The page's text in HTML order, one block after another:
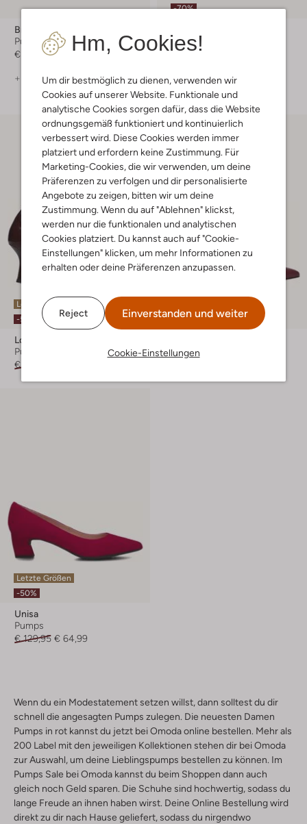
Hm, Cookies!
Um dir bestmöglich zu dienen, verwenden wir
Cookies auf unserer Website. Funktionale und
analytische Cookies sorgen dafür, dass die Website
ordnungsgemäß funktioniert und kontinuierlich
verbessert wird. Diese Cookies werden immer
platziert und erfordern keine Zustimmung. Für
Marketing-Cookies, die wir verwenden, um deine
Präferenzen zu verfolgen und dir personalisierte
Angebote zu zeigen, bitten wir um deine
Zustimmung. Wenn du auf "Ablehnen" klickst,
werden nur die funktionalen und analytischen
Cookies platziert. Du kannst auch auf "Cookie-
Einstellungen" klicken, um mehr Informationen zu
erhalten oder deine Präferenzen anzupassen.
Reject Einverstanden und weiter
Cookie-Einstellungen
Brunate
Pumps
€ 209,99
+ mehr farben
-70%
Pumps
€ 149,99
+ mehr farben
Letzte Größen
-50%
Lodi
Pumps
€ 209,99
Pumps
Letzte Größen
-50%
Unisa
Pumps
€ 129,95 € 64,99
Wenn du ein Modestatement setzen willst, dann solltest du dir
schnell die angesagten Pumps zulegen. Die neuesten Damen
Pumps in rot kannst du jetzt bei Omoda online bestellen. Mehr als
200 Label mit den jeweiligen Kollektionen stehen dir bei Omoda
zur Auswahl, um deine Lieblingspumps bestellen zu können. Im
Pumps Sale bei Omoda kannst du beim Shoppen dann auch
gleich noch Geld sparen. Die Schuhe sind hochwertig, sodass du
lange Freude an ihnen haben wirst. Deine Online Bestellung wird
direkt zu dir nach Hause geliefert, sodass du nirgendwo